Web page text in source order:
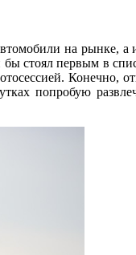
на рынке, а
стоял первым в
Конечно,
попробую